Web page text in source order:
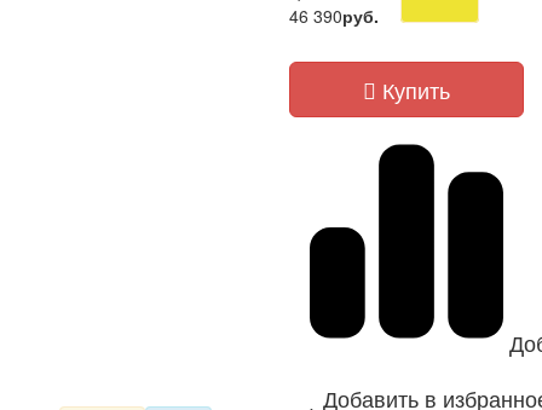
46 390руб.
Купить
Добавить в